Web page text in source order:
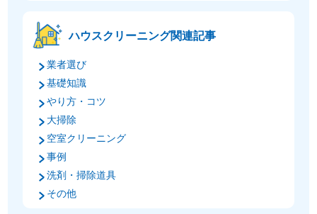
ハウスクリーニング関連記事
業者選び
基礎知識
やり方・コツ
大掃除
空室クリーニング
事例
洗剤・掃除道具
その他